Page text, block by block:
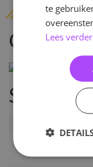
te
Lees verder